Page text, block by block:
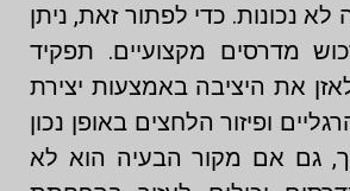
לא נכונות. כדי לפתור זאת, ניתן
מדרסים מקצועיים. תפקיד
את היציבה באמצעות יצירת
ופיזור הלחצים באופן נכון
גם אם מקור הבעיה הוא לא